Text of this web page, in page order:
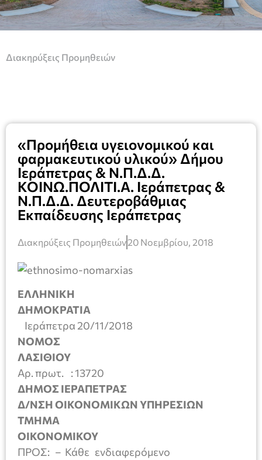
Διακηρύξεις Προμηθειών
«Προμήθεια υγειονομικού και
φαρμακευτικού υλικού» Δήμου
Ιεράπετρας & Ν.Π.Δ.Δ.
ΚΟΙΝΩ.ΠΟΛΙΤΙ.Α. Ιεράπετρας &
Ν.Π.Δ.Δ. Δευτεροβάθμιας
Εκπαίδευσης Ιεράπετρας
Διακηρύξεις Προμηθειών20 Νοεμβρίου, 2018
ΕΛΛΗΝΙΚΗ
ΔΗΜΟΚΡΑΤΙΑ
Ιεράπετρα 20/11/2018
ΝΟΜΟΣ
ΛΑΣΙΘΙΟΥ
Αρ. πρωτ. : 13720
ΔΗΜΟΣ ΙΕΡΑΠΕΤΡΑΣ
Δ/ΝΣΗ ΟΙΚΟΝΟΜΙΚΩΝ ΥΠΗΡΕΣΙΩΝ
ΤΜΗΜΑ
ΟΙΚΟΝΟΜΙΚΟΥ
ΠΡΟΣ: – Κάθε ενδιαφερόμενο